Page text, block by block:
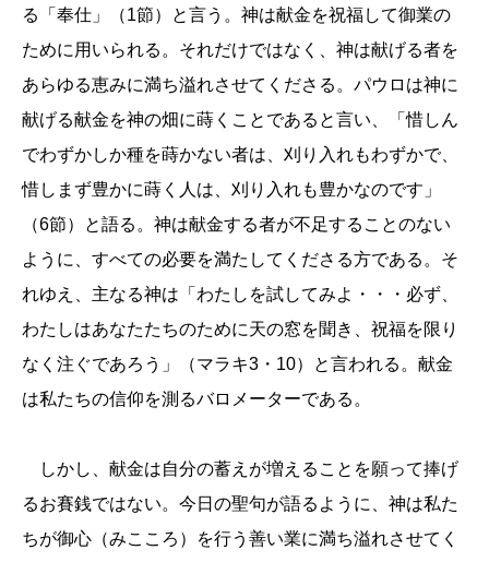
る「奉仕」（1節）と言う。神は献金を祝福して御業の
ために用いられる。それだけではなく、神は献げる者を
あらゆる恵みに満ち溢れさせてくださる。パウロは神に
献げる献金を神の畑に蒔くことであると言い、
「惜しん
でわずかしか種を蒔かない者は、刈り入れもわずかで、
惜しまず豊かに蒔く人は、刈り入れも豊かなのです」
（6節）と語る。神は献金する者が不足することのない
ように、すべての必要を満たしてくださる方である。そ
れゆえ、主なる神は「わたしを試してみよ・・・必ず、
わたしはあなたたちのために天の窓を聞き、祝福を限り
なく注ぐであろう」（マラキ3・10）と言われる。献金
は私たちの信仰を測るバロメーターである。
しかし、献金は自分の蓄えが増えることを願って捧げ
るお賽銭ではない。今日の聖句が語るように、神は私た
ちが御心（みこころ）を行う善い業に満ち溢れさせてく